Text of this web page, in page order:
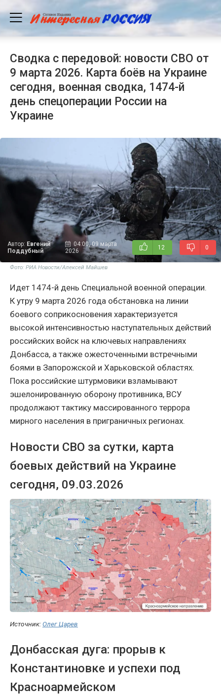
Сводка с передовой: новости СВО от
9 марта 2026. Карта боёв на Украине
сегодня, военная сводка, 1474-й
день спецоперации России на
Украине
Автор: Евгений
Поддубный
04:00, 09 марта
2026
12 0
Фото: РИА Новости/Алексей Майшев
Идет 1474-й день Специальной военной операции.
К утру 9 марта 2026 года обстановка на линии
боевого соприкосновения характеризуется
высокой интенсивностью наступательных действий
российских войск на ключевых направлениях
Донбасса, а также ожесточенными встречными
боями в Запорожской и Харьковской областях.
Пока российские штурмовики взламывают
эшелонированную оборону противника, ВСУ
продолжают тактику массированного террора
мирного населения в приграничных регионах.
Новости СВО за сутки, карта
боевых действий на Украине
сегодня, 09.03.2026
Источник: Олег Царев
Донбасская дуга: прорыв к
Константиновке и успехи под
Красноармейском